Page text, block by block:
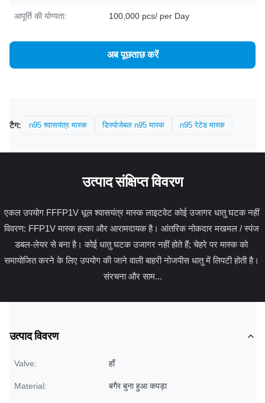
आपूर्ति की योग्यता: 100,000 pcs/ per Day
अब पूछताछ करें
टैग: n95 श्वासयंत्र मास्क डिस्पोजेबल n95 मास्क n95 रेटेड मास्क
उत्पाद संक्षिप्त विवरण
एकल उपयोग FFFP1V धूल श्वासयंत्र मास्क लाइटवेट कोई उजागर धातु घटक नहीं
विवरण: FFP1V मास्क हल्का और आरामदायक है। आंतरिक नोकदार मखमल / स्पंज
डबल-लेयर से बना है। कोई धातु घटक उजागर नहीं होते हैं; चेहरे पर मास्क को
समायोजित करने के लिए उपयोग की जाने वाली बाहरी नोजपीस धातु में लिपटी होती है।
संरचना और साम...
उत्पाद विवरण
Valve: हाँ
Material: बगैर बुना हुआ कपड़ा